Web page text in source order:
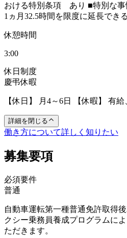
おける特別条項 あり ■特別な
1ヵ月32.5時間を限度に延長できる
休憩時間
3:00
休日制度
慶弔休暇
【休日】 月4～6日 【休暇】 有
詳細を閉じる
働き方について詳しく知りたい
募集要項
必須要件
普通
自動車運転第一種普通免許取得
クシー乗務員養成プログラムに
ただきます。